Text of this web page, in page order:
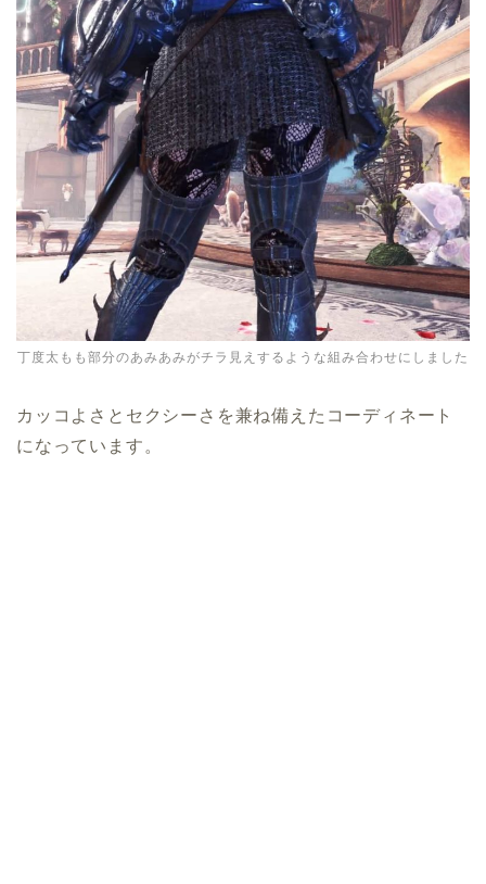
丁度太もも部分のあみあみがチラ見えするような組み合わせにしました
カッコよさとセクシーさを兼ね備えたコーディネート
になっています。